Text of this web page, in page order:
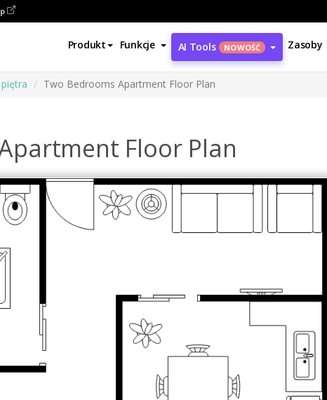
Produkt Funkcje AI Tools NOWOŚĆ Zasoby
Two Bedrooms Apartment Floor Plan
Floor Plan